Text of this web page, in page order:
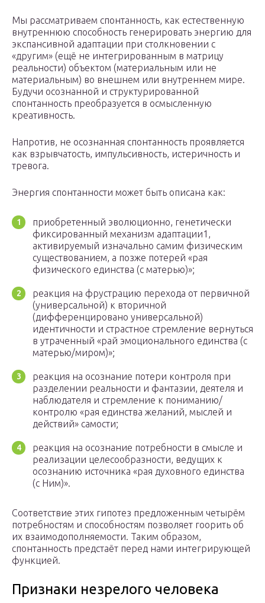
Мы рассматриваем спонтанность, как естественную
внутреннюю способность генерировать энергию для
экспансивной адаптации при столкновении с
«другим» (ещё не интегрированным в матрицу
реальности) объектом (материальным или не
материальным) во внешнем или внутреннем мире.
Будучи осознанной и структурированной
спонтанность преобразуется в осмысленную
креативность.
Напротив, не осознанная спонтанность проявляется
как взрывчатость, импульсивность, истеричность и
тревога.
Энергия спонтанности может быть описана как:
приобретенный эволюционно, генетически
фиксированный механизм адаптации1,
активируемый изначально самим физическим
существованием, а позже потерей «рая
физического единства (с матерью)»;
реакция на фрустрацию перехода от первичной
(универсальной) к вторичной
(дифференцировано универсальной)
идентичности и страстное стремление вернуться
в утраченный «рай эмоционального единства (с
матерью/миром)»;
реакция на осознание потери контроля при
разделении реальности и фантазии, деятеля и
наблюдателя и стремление к пониманию/
контролю «рая единства желаний, мыслей и
действий» самости;
реакция на осознание потребности в смысле и
реализации целесообразности, ведущих к
осознанию источника «рая духовного единства
(с Ним)».
Соответствие этих гипотез предложенным четырём
потребностям и способностям позволяет гоорить об
их взаимодополняемости. Таким образом,
спонтанность предстаёт перед нами интегрирующей
функцией.
Признаки незрелого человека